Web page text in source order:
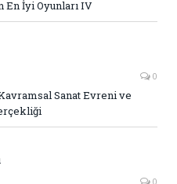
En İyi Oyunları IV
0
Sanat Evreni ve
0